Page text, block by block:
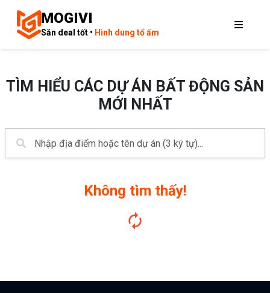
MOGIVI
Săn deal tốt • Hình dung tổ ấm
TÌM HIỂU CÁC DỰ ÁN BẤT ĐỘNG SẢN
MỚI NHẤT
Không tìm thấy!